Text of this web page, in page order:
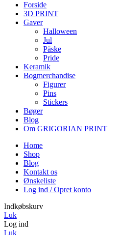
Forside
3D PRINT
Gaver
Halloween
Jul
Påske
Pride
Keramik
Bogmerchandise
Figurer
Pins
Stickers
Bøger
Blog
Om GRIGORIAN PRINT
Home
Shop
Blog
Kontakt os
Ønskeliste
Log ind / Opret konto
Indkøbskurv
Luk
Log ind
Luk